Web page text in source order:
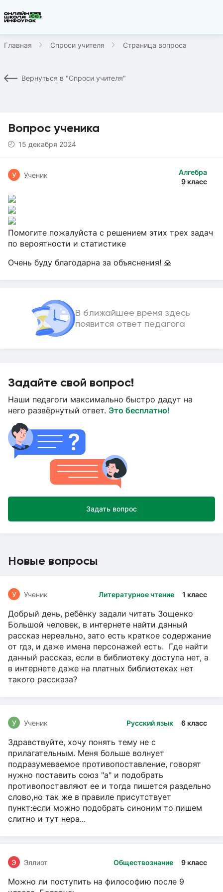
Главная Спроси учителя Страница вопроса
Вернуться в "Спроси учителя"
Вопрос ученика
15 декабря 2024
Алгебра
9 класс
У Ученик
Помогите пожалуйста с решением этих трех задач
по вероятности и статистике
Очень буду благодарна за объяснения! 🙏
В ближайшее время здесь
появится ответ педагога
Задайте свой вопрос!
Наши педагоги максимально быстро дадут на
него развёрнутый ответ. Это бесплатно!
Задать вопрос
Новые вопросы
Литературное чтение 1 класс
У Ученик
Добрый день, ребёнку задали читать Зощенко
Большой человек, в интернете найти данный
рассказ нереально, зато есть краткое содержание
от гдз, и даже имена персонажей есть. Где найти
данный рассказ, если в библиотеку доступа нет, а
в интернете даже на платных библиотеках нет
такого рассказа?
Русский язык 6 класс
У Ученик
Здравствуйте, хочу понять тему не с
прилагательным. Меня больше волнует
подразумеваемое противопоставление, говорят
нужно поставить союз "а" и подобрать
противопоставляют ее и тогда пишется раздельно
слово,но так же в правиле присутствует
пункт:если можно подобрать синоним то пишем
слитно и тут нера...
Обществознание 9 класс
Э Эллиот
Можно ли поступить на философию после 9